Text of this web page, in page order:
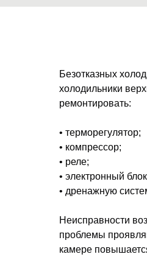
Безотказных
холодильники
ремонтировать:
• терморегулятор;
• компрессор;
• реле;
• электронный
• дренажную
Неисправности
проблемы
камере